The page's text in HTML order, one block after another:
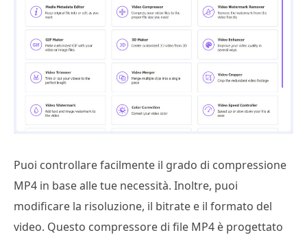
Puoi controllare facilmente il grado di compressione
MP4 in base alle tue necessità. Inoltre, puoi
modificare la risoluzione, il bitrate e il formato del
video. Questo compressore di file MP4 è progettato